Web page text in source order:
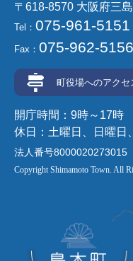
〒618-8570 大阪府三
Tel： 075-961-5151
Fax： 075-962-5156
町役場へのアクセ
開庁時間：9時～17時
休日：土曜日、日曜日
法人番号8000020273015
Copyright Shimamoto Town. All